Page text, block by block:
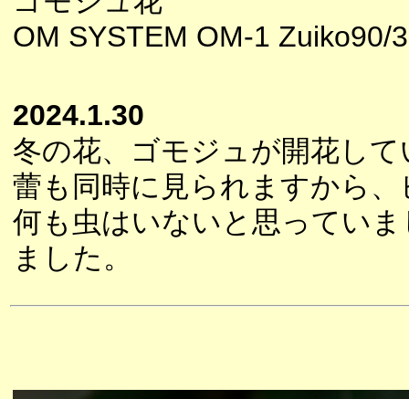
OM SYSTEM OM-1 Zuiko90/
2024.1.30
冬の花、ゴモジュが開花し
蕾も同時に見られますから
何も虫はいないと思ってい
ました。